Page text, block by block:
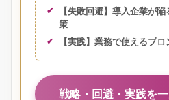
【失敗回避】導入企業が
策
【実践】業務で使えるプ
戦略・回避・実践を